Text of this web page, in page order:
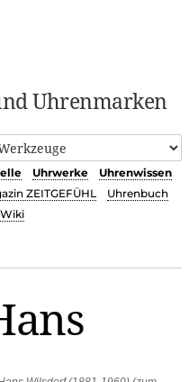
Uhrenmarken
Uhrwerke
Uhrenwissen
ZEITGEFÜHL
Uhrenbuch